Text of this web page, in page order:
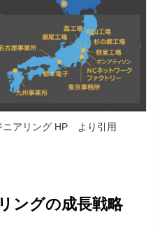
ニアリング HP より引用
ングの成長戦略